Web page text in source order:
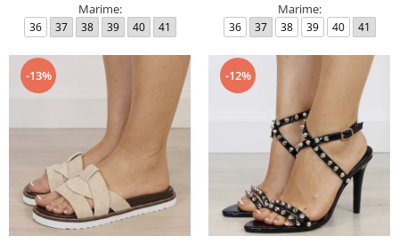
Marime:
36 37 38 39 40 41
Marime:
36 37 38 39 40 41
-13% -12%